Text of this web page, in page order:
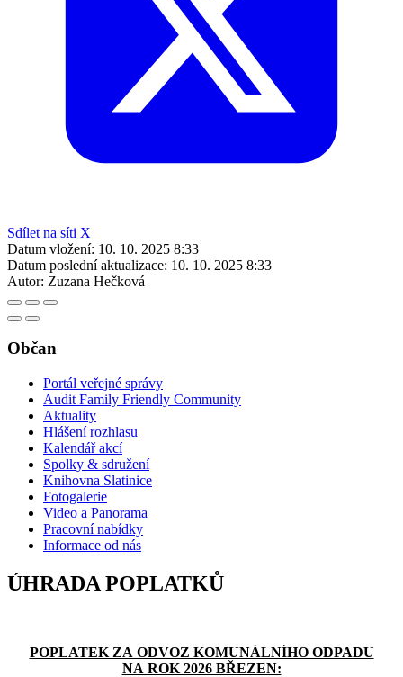
Sdílet na síti X
Datum vložení: 10. 10. 2025 8:33
Datum poslední aktualizace: 10. 10. 2025 8:33
Autor: Zuzana Hečková
Občan
Portál veřejné správy
Audit Family Friendly Community
Aktuality
Hlášení rozhlasu
Kalendář akcí
Spolky & sdružení
Knihovna Slatinice
Fotogalerie
Video a Panorama
Pracovní nabídky
Informace od nás
ÚHRADA POPLATKŮ
POPLATEK ZA ODVOZ KOMUNÁLNÍHO ODPADU
NA ROK 2026 BŘEZEN: